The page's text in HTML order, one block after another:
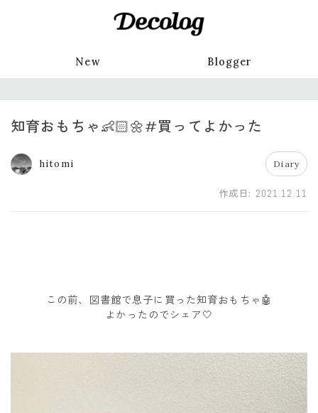
New Blogger
知育おもちゃ👶🏻🌼#買ってよかった
hitomi Diary
作成日: 2021.12.11
この前、図書館で息子に買った知育おもちゃ🤖
よかったのでシェア🤍